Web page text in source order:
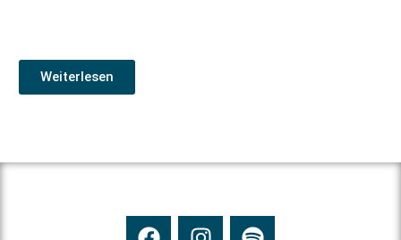
Weiterlesen